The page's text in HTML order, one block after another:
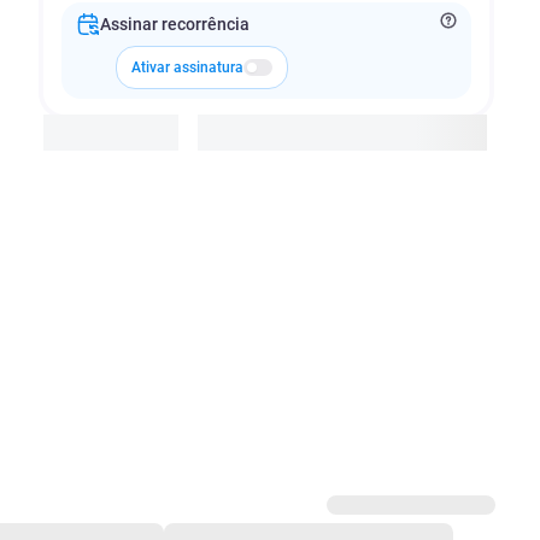
Assinar recorrência
Ativar assinatura